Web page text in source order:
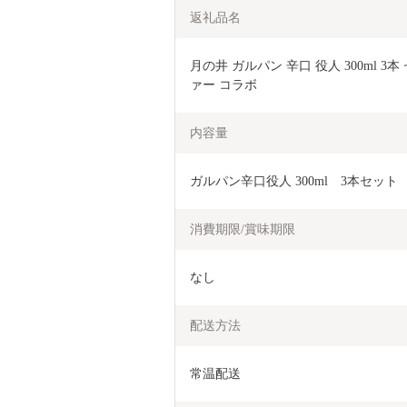
返礼品名
月の井 ガルパン 辛口 役人 300ml 3
ァー コラボ
内容量
ガルパン辛口役人 300ml　3本セット
消費期限/賞味期限
なし
配送方法
常温配送